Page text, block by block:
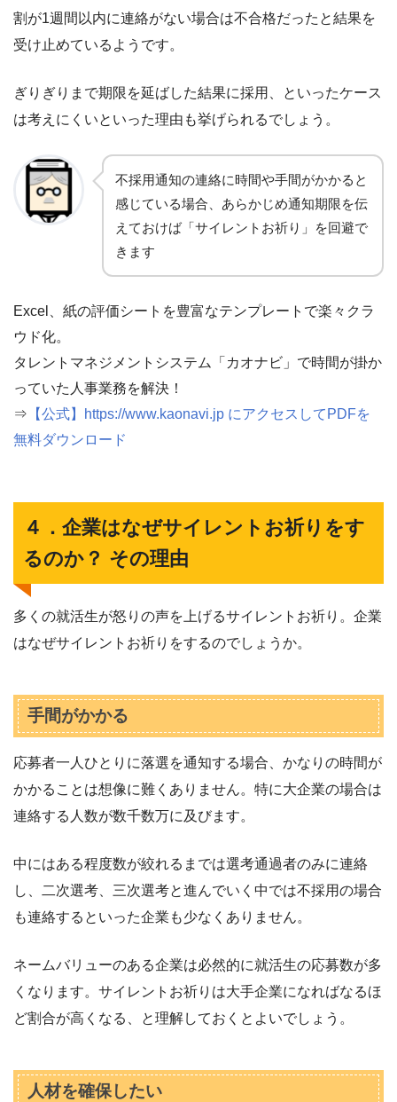
割が1週間以内に連絡がない場合は不合格だったと結果を
受け止めているようです。
ぎりぎりまで期限を延ばした結果に採用、といったケース
は考えにくいといった理由も挙げられるでしょう。
不採用通知の連絡に時間や手間がかかると
感じている場合、あらかじめ通知期限を伝
えておけば「サイレントお祈り」を回避で
きます
Excel、紙の評価シートを豊富なテンプレートで楽々クラ
ウド化。
タレントマネジメントシステム「カオナビ」で時間が掛か
っていた人事業務を解決！
⇒ 【公式】https://www.kaonavi.jp にアクセスしてPDFを
無料ダウンロード
４．企業はなぜサイレントお祈りをす
るのか？ その理由
多くの就活生が怒りの声を上げるサイレントお祈り。企業
はなぜサイレントお祈りをするのでしょうか。
手間がかかる
応募者一人ひとりに落選を通知する場合、かなりの時間が
かかることは想像に難くありません。特に大企業の場合は
連絡する人数が数千数万に及びます。
中にはある程度数が絞れるまでは選考通過者のみに連絡
し、二次選考、三次選考と進んでいく中では不採用の場合
も連絡するといった企業も少なくありません。
ネームバリューのある企業は必然的に就活生の応募数が多
くなります。サイレントお祈りは大手企業になればなるほ
ど割合が高くなる、と理解しておくとよいでしょう。
人材を確保したい